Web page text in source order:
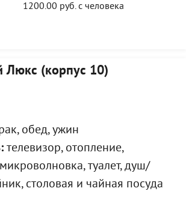
1200.00 руб. с человека
Люкс (корпус 10)
обед, ужин
телевизор, отопление,
туалет, душ/
столовая и чайная посуда